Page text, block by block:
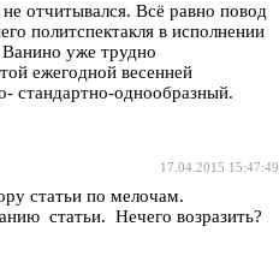
отчитывался. Всё равно повод
политспектакля в исполнении
уже трудно
ежегодной весенней
стандартно-однообразный.
17.04.2015 15:47:49
статьи по мелочам.
статьи. Нечего возразить?